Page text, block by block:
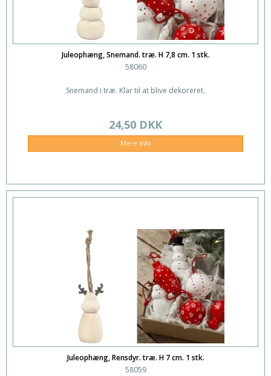
Juleophæng, Snemand. træ. H 7,8 cm. 1 stk.
58060
Snemand i træ. Klar til at blive dekoreret.
24,50 DKK
Mere info
Juleophæng, Rensdyr. træ. H 7 cm. 1 stk.
58059